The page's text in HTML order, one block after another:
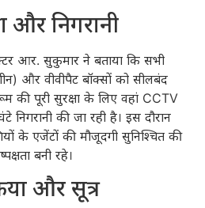
और निगरानी
आर. सुकुमार ने बताया कि सभी
और वीवीपैट बॉक्सों को सीलबंद
की पूरी सुरक्षा के लिए वहां CCTV
की जा रही है। इस दौरान
के एजेंटों की मौजूदगी सुनिश्चित की
बनी रहे।
और सूत्र